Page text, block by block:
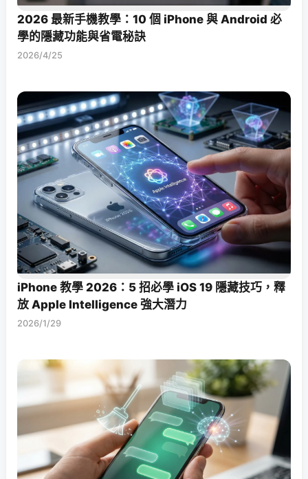
2026 最新手機教學：10 個 iPhone 與 Android 必
學的隱藏功能與省電秘訣
2026/4/25
iPhone 教學 2026：5 招必學 iOS 19 隱藏技巧，釋
放 Apple Intelligence 強大潛力
2026/1/29